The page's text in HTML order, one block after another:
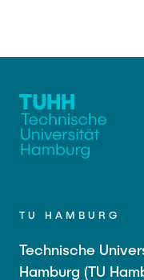
TU HAMBURG
Technische
Hamburg (TU